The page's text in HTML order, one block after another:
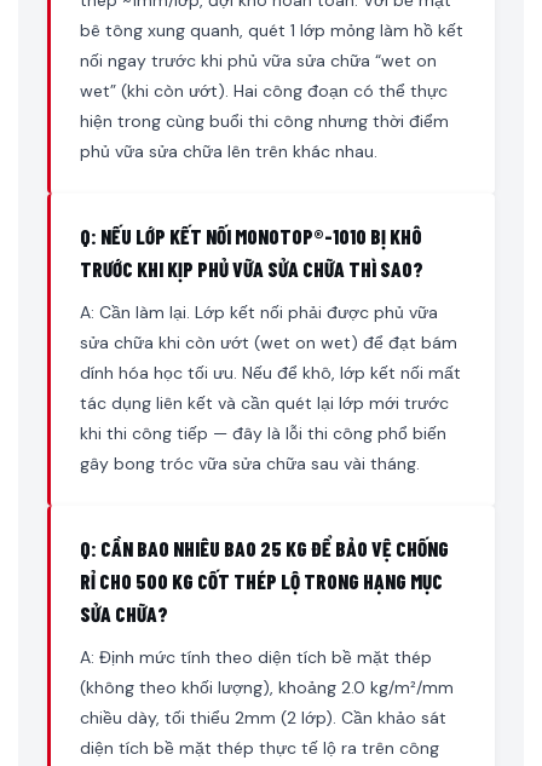
bê tông xung quanh, quét 1 lớp mỏng làm hồ kết
nối ngay trước khi phủ vữa sửa chữa “wet on
wet” (khi còn ướt). Hai công đoạn có thể thực
hiện trong cùng buổi thi công nhưng thời điểm
phủ vữa sửa chữa lên trên khác nhau.
Q: NẾU LỚP KẾT NỐI MONOTOP®-1010 BỊ KHÔ
TRƯỚC KHI KỊP PHỦ VỮA SỬA CHỮA THÌ SAO?
A: Cần làm lại. Lớp kết nối phải được phủ vữa
sửa chữa khi còn ướt (wet on wet) để đạt bám
dính hóa học tối ưu. Nếu để khô, lớp kết nối mất
tác dụng liên kết và cần quét lại lớp mới trước
khi thi công tiếp — đây là lỗi thi công phổ biến
gây bong tróc vữa sửa chữa sau vài tháng.
Q: CẦN BAO NHIÊU BAO 25 KG ĐỂ BẢO VỆ CHỐNG
RỈ CHO 500 KG CỐT THÉP LỘ TRONG HẠNG MỤC
SỬA CHỮA?
A: Định mức tính theo diện tích bề mặt thép
(không theo khối lượng), khoảng 2.0 kg/m²/mm
chiều dày, tối thiểu 2mm (2 lớp). Cần khảo sát
diện tích bề mặt thép thực tế lộ ra trên công